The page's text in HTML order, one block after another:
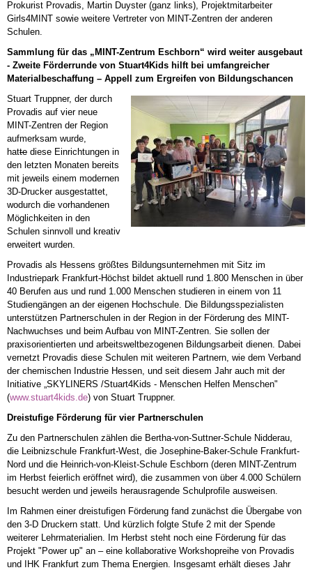
Prokurist Provadis, Martin Duyster (ganz links), Projektmitarbeiter
Girls4MINT sowie weitere Vertreter von MINT-Zentren der anderen
Schulen.
Sammlung für das „MINT-Zentrum Eschborn“ wird weiter ausgebaut
- Zweite Förderrunde von Stuart4Kids hilft bei umfangreicher
Materialbeschaffung – Appell zum Ergreifen von Bildungschancen
Stuart Truppner, der durch
Provadis auf vier neue
MINT-Zentren der Region
aufmerksam wurde,
hatte diese Einrichtungen in
den letzten Monaten bereits
mit jeweils einem modernen
3D-Drucker ausgestattet,
wodurch die vorhandenen
Möglichkeiten in den
Schulen sinnvoll und kreativ
erweitert wurden.
Provadis als Hessens größtes Bildungsunternehmen mit Sitz im
Industriepark Frankfurt-Höchst bildet aktuell rund 1.800 Menschen in über
40 Berufen aus und rund 1.000 Menschen studieren in einem von 11
Studiengängen an der eigenen Hochschule. Die Bildungsspezialisten
unterstützen Partnerschulen in der Region in der Förderung des MINT-
Nachwuchses und beim Aufbau von MINT-Zentren. Sie sollen der
praxisorientierten und arbeitsweltbezogenen Bildungsarbeit dienen. Dabei
vernetzt Provadis diese Schulen mit weiteren Partnern, wie dem Verband
der chemischen Industrie Hessen, und seit diesem Jahr auch mit der
Initiative „SKYLINERS /Stuart4Kids - Menschen Helfen Menschen"
(www.stuart4kids.de) von Stuart Truppner.
Dreistufige Förderung für vier Partnerschulen
Zu den Partnerschulen zählen die Bertha-von-Suttner-Schule Nidderau,
die Leibnizschule Frankfurt-West, die Josephine-Baker-Schule Frankfurt-
Nord und die Heinrich-von-Kleist-Schule Eschborn (deren MINT-Zentrum
im Herbst feierlich eröffnet wird), die zusammen von über 4.000 Schülern
besucht werden und jeweils herausragende Schulprofile ausweisen.
Im Rahmen einer dreistufigen Förderung fand zunächst die Übergabe von
den 3-D Druckern statt. Und kürzlich folgte Stufe 2 mit der Spende
weiterer Lehrmaterialien. Im Herbst steht noch eine Förderung für das
Projekt "Power up" an – eine kollaborative Workshopreihe von Provadis
und IHK Frankfurt zum Thema Energien. Insgesamt erhält dieses Jahr